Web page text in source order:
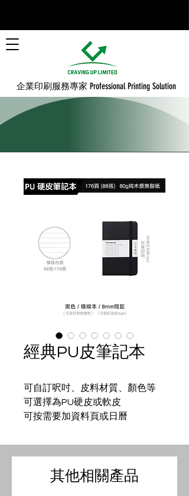
​企業印刷服務專家 Professional Printing Solution
經典PU皮筆記本
可自訂呎吋、皮料材質、顏色等
可選擇為PU硬皮或軟皮
可按需要加資料頁或日曆
其他相關產品